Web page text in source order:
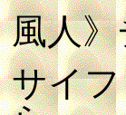
風人
サイ